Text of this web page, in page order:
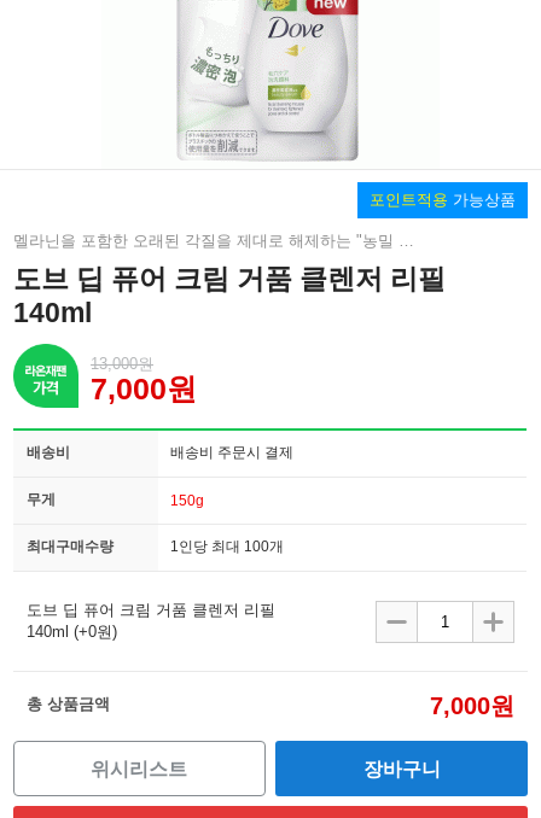
포인트적용 가능상품
멜라닌을 포함한 오래된 각질을 제대로 해제하는 "농밀 거품 세안"!
도브 딥 퓨어 크림 거품 클렌저 리필
140ml
13,000원
7,000원
배송비 배송비 주문시 결제
무게 150g
최대구매수량 1인당 최대 100개
도브 딥 퓨어 크림 거품 클렌저 리필
140ml (+0원)
총 상품금액 7,000원
위시리스트